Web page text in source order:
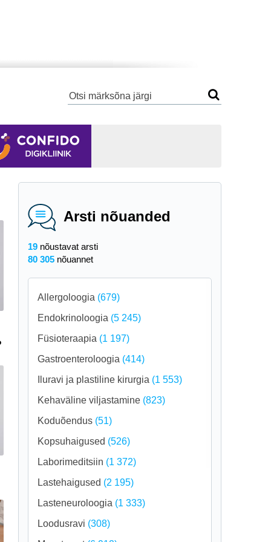
Arsti nõuanded
19 nõustavat arsti
80 305 nõuannet
Allergoloogia (679)
Endokrinoloogia (5 245)
Füsioteraapia (1 197)
Gastroenteroloogia (414)
Iluravi ja plastiline kirurgia (1 553)
Kehaväline viljastamine (823)
Koduõendus (51)
Kopsuhaigused (526)
Laborimeditsiin (1 372)
Lastehaigused (2 195)
Lasteneuroloogia (1 333)
Loodusravi (308)